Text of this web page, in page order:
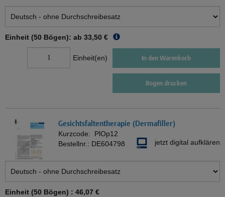
Einheit (50 Bögen): ab 33,50 €
Einheit(en) In den Warenkorb
Bogen drucken
Gesichtsfaltentherapie (Dermafiller)
Kurzcode: PlOp12
Bestellnr.: DE604798 jetzt digital aufklären
Einheit (50 Bögen) : 46,07 €